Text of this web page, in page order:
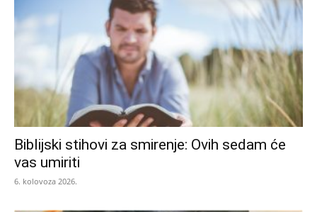
Biblijski stihovi za smirenje: Ovih sedam će
vas umiriti
6. kolovoza 2026.